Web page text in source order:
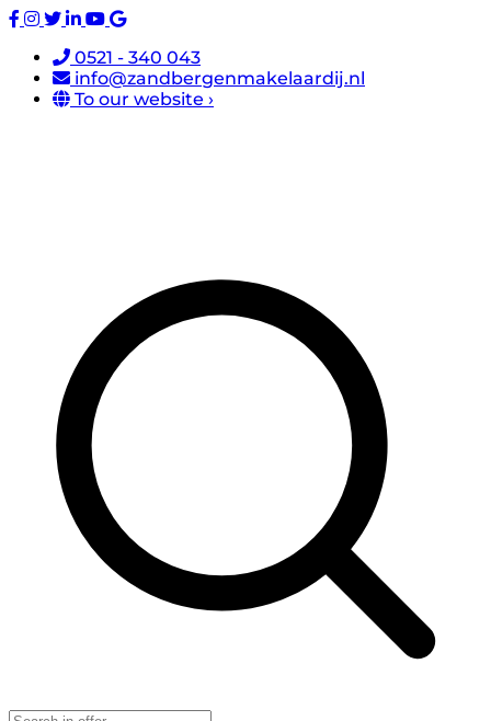
0521 - 340 043
info@zandbergenmakelaardij.nl
To our website ›